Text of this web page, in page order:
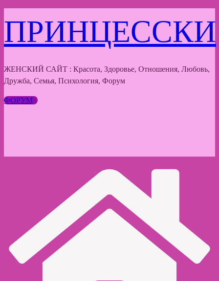
к
содержимому
ПРИНЦЕССКИ
ЖЕНСКИЙ САЙТ : Красота, Здоровье, Отношения, Любовь,
Дружба, Семья, Психология, Форум
ФОРУМ